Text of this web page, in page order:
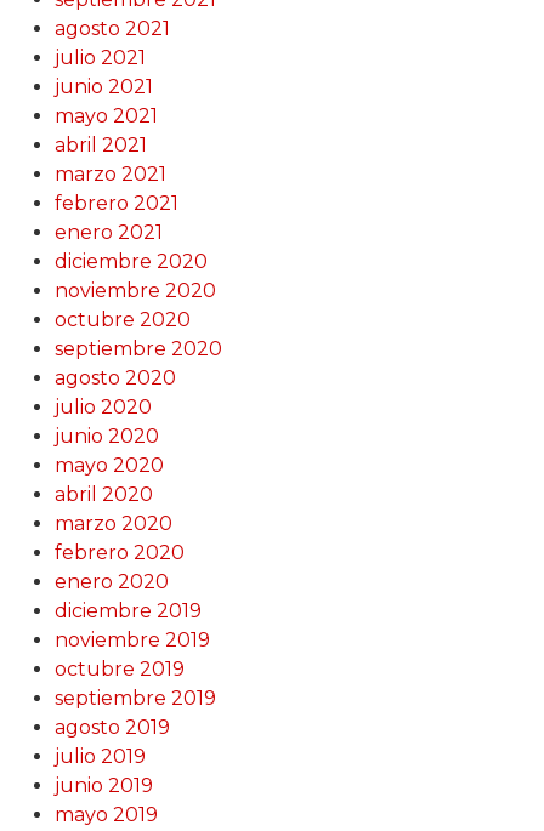
agosto 2021
julio 2021
junio 2021
mayo 2021
abril 2021
marzo 2021
febrero 2021
enero 2021
diciembre 2020
noviembre 2020
octubre 2020
septiembre 2020
agosto 2020
julio 2020
junio 2020
mayo 2020
abril 2020
marzo 2020
febrero 2020
enero 2020
diciembre 2019
noviembre 2019
octubre 2019
septiembre 2019
agosto 2019
julio 2019
junio 2019
mayo 2019